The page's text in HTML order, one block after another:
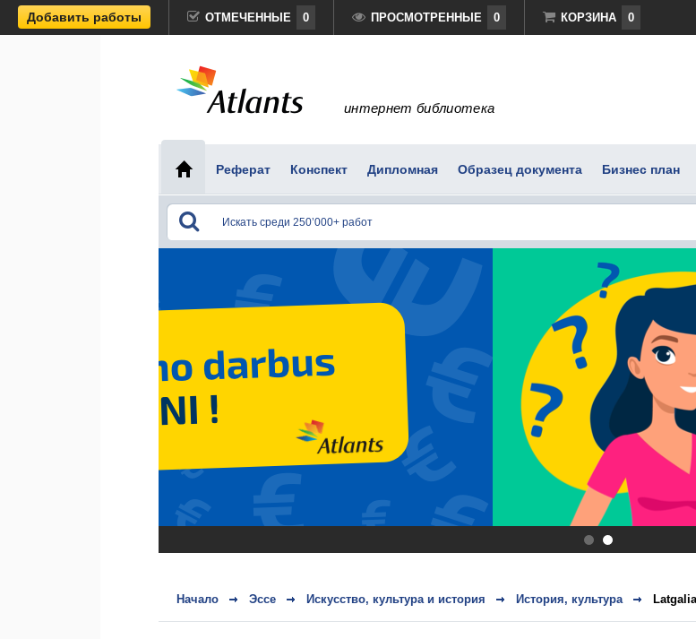
Добавить работы ОТМЕЧЕННЫЕ 0 ПРОСМОТРЕННЫЕ 0 КОРЗИНА 0
интернет библиотека
Реферат Конспект Дипломная Образец документа Бизнес план
.
Начало Эссе Искусство, культура и история История, культура